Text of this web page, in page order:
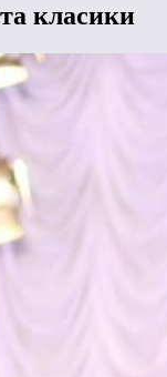
класики